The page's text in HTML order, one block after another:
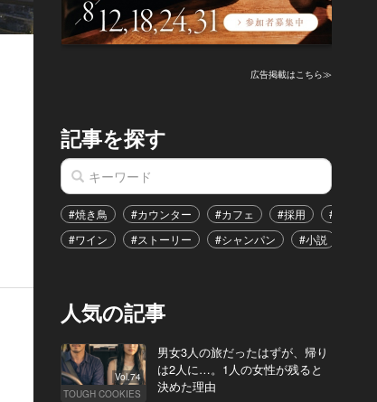
広告掲載はこちら≫
記事を探す
#焼き鳥 #カウンター #カフェ #採用
#恋愛
#ワイン
#ストーリー #シャンパン #小説
人気の記事
Vol.74
TOUGH COOKIES
男女3人の旅だったはずが、帰り
は2人に…。1人の女性が残ると
決めた理由